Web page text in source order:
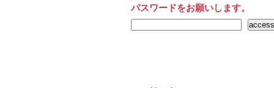
パスワードをお願いします。